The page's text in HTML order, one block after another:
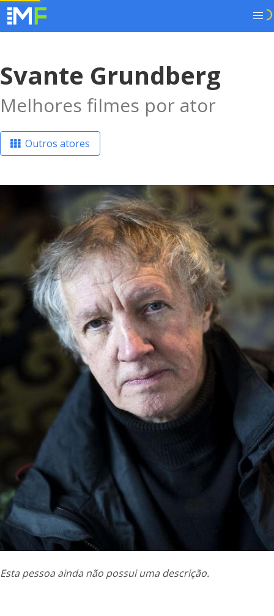
Svante Grundberg
Melhores filmes por ator
Outros atores
Esta pessoa ainda não possui uma descrição.